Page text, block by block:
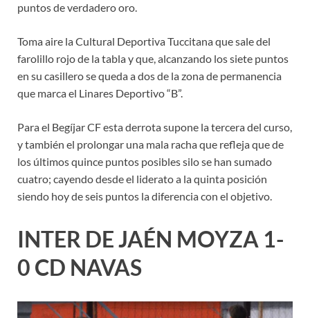
puntos de verdadero oro.
Toma aire la Cultural Deportiva Tuccitana que sale del
farolillo rojo de la tabla y que, alcanzando los siete puntos
en su casillero se queda a dos de la zona de permanencia
que marca el Linares Deportivo “B”.
Para el Begíjar CF esta derrota supone la tercera del curso,
y también el prolongar una mala racha que refleja que de
los últimos quince puntos posibles silo se han sumado
cuatro; cayendo desde el liderato a la quinta posición
siendo hoy de seis puntos la diferencia con el objetivo.
INTER DE JAÉN MOYZA 1-
0 CD NAVAS